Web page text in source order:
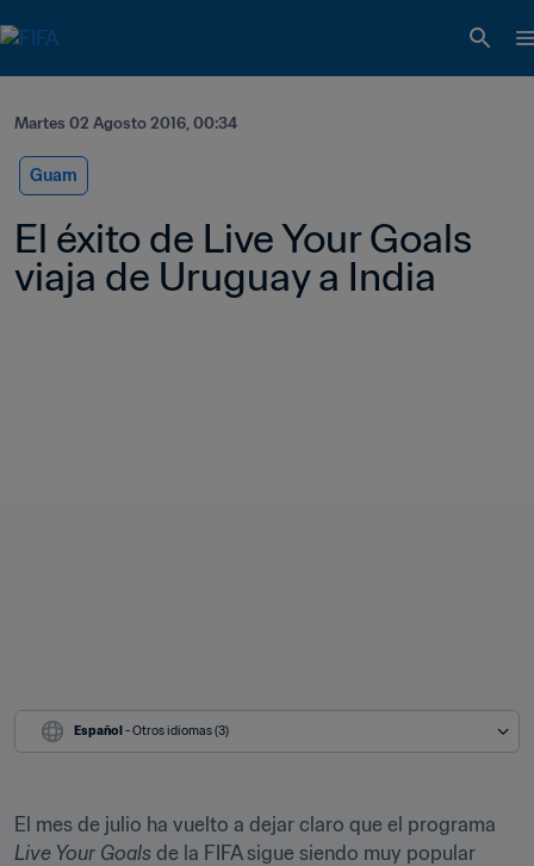
Martes 02 Agosto 2016, 00:34
Guam
El éxito de Live Your Goals
viaja de Uruguay a India
Español - Otros idiomas (3)
Live Your Goals de la FIFA sigue siendo muy popular